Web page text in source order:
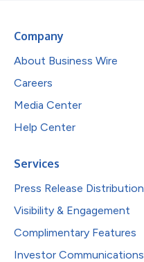
Company
About Business Wire
Careers
Media Center
Help Center
Services
Press Release Distribution
Visibility & Engagement
Complimentary Features
Investor Communications